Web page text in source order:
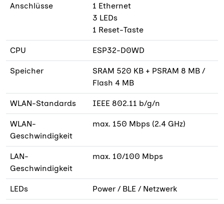
Anschlüsse
1 Ethernet
3 LEDs
1 Reset-Taste
CPU ESP32-D0WD
Speicher
SRAM 520 KB + PSRAM 8 MB /
Flash 4 MB
WLAN-Standards IEEE 802.11 b/g/n
WLAN-
Geschwindigkeit
max. 150 Mbps (2.4 GHz)
LAN-
Geschwindigkeit
max. 10/100 Mbps
LEDs Power / BLE / Netzwerk